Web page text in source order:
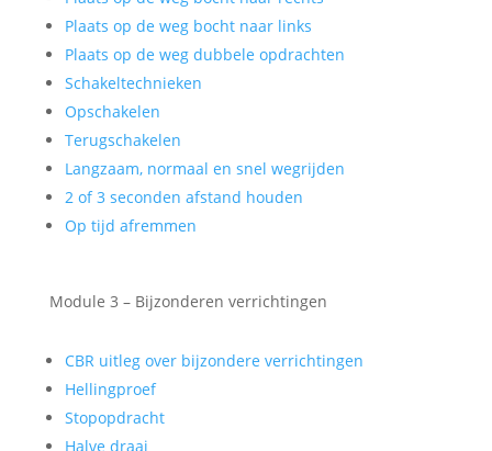
Plaats op de weg bocht naar links
Plaats op de weg dubbele opdrachten
Schakeltechnieken
Opschakelen
Terugschakelen
Langzaam, normaal en snel wegrijden
2 of 3 seconden afstand houden
Op tijd afremmen
Module 3 – Bijzonderen verrichtingen
CBR uitleg over bijzondere verrichtingen
Hellingproef
Stopopdracht
Halve draai